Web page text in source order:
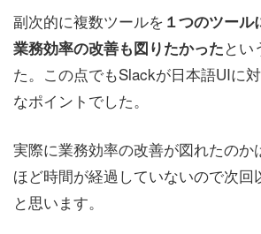
副次的に複数ツールを １つのツー
業務効率の改善も図りたかったとい
た。この点でもSlackが日本語UIに
なポイントでした。
実際に業務効率の改善が図れたのか
ほど時間が経過していないので次回
と思います。